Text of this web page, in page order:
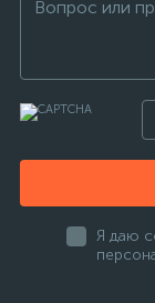
Я даю